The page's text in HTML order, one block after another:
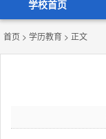
学校首页
首页 > 学历教育 > 正文